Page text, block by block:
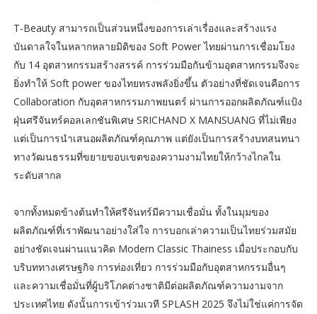
T-Beauty สามารถเป็นส่วนหนึ่งของการเล่าเรื่องและสร้างแรง
บันดาลใจในหลากหลายมิติของ Soft Power ไทยผ่านการเชื่อมโยง
กับ 14 อุตสาหกรรมสร้างสรรค์ การร่วมมือกันข้ามอุตสาหกรรมจึงจะ
ยิ่งทำให้ Soft power ของไทยทรงพลังยิ่งขึ้น ตัวอย่างที่ชัดเจนคือการ
Collaboration กับอุตสาหกรรมภาพยนตร์ ผ่านการออกผลิตภัณฑ์แป้ง
ฝุ่นศรีจันทร์คอลเลกชันพิเศษ SRICHAND X MANSUANG ที่ไม่เพียง
แต่เป็นการนำเสนอผลิตภัณฑ์คุณภาพ แต่ยังเป็นการสร้างบทสนทนา
ทางวัฒนธรรมที่ขยายขอบเขตของความงามไทยให้กว้างไกลใน
ระดับสากล
จากทั้งหมดข้างต้นทำให้ศรีจันทร์มีความเชื่อมั่น ทั้งในมุมของ
ผลิตภัณฑ์ที่เราพัฒนาอย่างใส่ใจ การบอกเล่าความเป็นไทยร่วมสมัย
อย่างชัดเจนผ่านแนวคิด Modern Classic Thainess เมื่อประกอบกับ
บริบททางเศรษฐกิจ การท่องเที่ยว การร่วมมือกับอุตสาหกรรมอื่นๆ
และความเชื่อมั่นที่ผู้บริโภคต่างชาติมีต่อผลิตภัณฑ์ความงามจาก
ประเทศไทย ดังนั้นการเข้าร่วมเวที SPLASH 2025 จึงไม่ใช่แค่การจัด